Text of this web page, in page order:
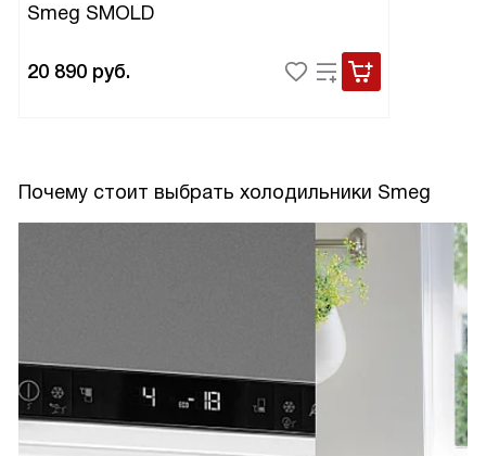
Smeg SMOLD
20 890 руб.
Почему стоит выбрать холодильники Smeg